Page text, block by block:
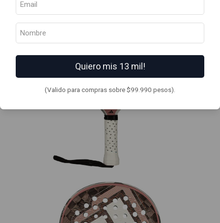
Quiero mis 13 mil!
(Valido para compras sobre $99.990 pesos).